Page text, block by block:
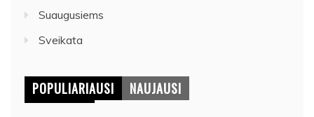
Suaugusiems
Sveikata
POPULIARIAUSI NAUJAUSI